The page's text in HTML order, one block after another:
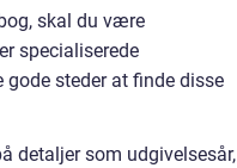
skal du være
specialiserede
steder at finde disse
detaljer som udgivelsesår,